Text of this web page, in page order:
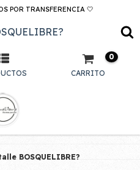
POR TRANSFERENCIA 🤍
CARRITO
0
BOSQUELIBRE?